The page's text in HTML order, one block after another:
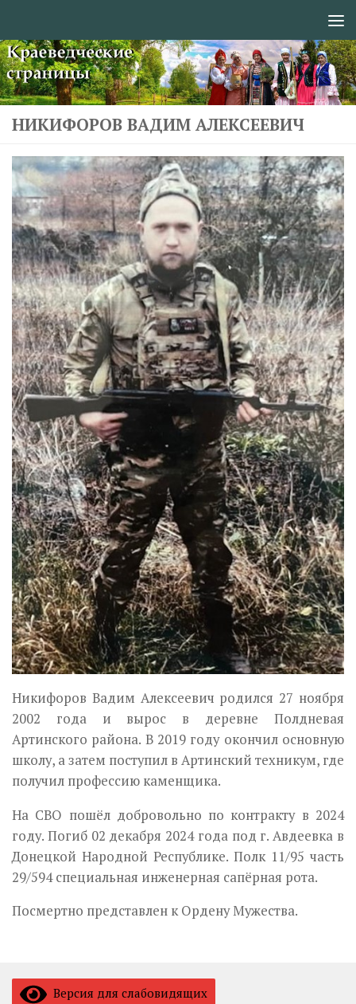
НИКИФОРОВ ВАДИМ АЛЕКСЕЕВИЧ
Никифоров Вадим Алексеевич родился 27 ноября
2002 года и вырос в деревне Полдневая
Артинского района. В 2019 году окончил основную
школу, а затем поступил в Артинский техникум, где
получил профессию каменщика.
На СВО пошёл добровольно по контракту в 2024
году. Погиб 02 декабря 2024 года под г. Авдеевка в
Донецкой Народной Республике. Полк 11/95 часть
29/594 специальная инженерная сапёрная рота.
Посмертно представлен к Ордену Мужества.
Версия для слабовидящих